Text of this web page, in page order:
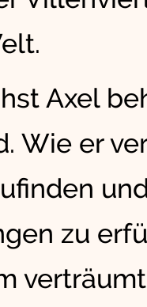
Axel
Wie er
zu